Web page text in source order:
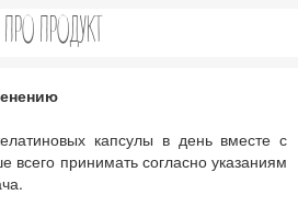
ПРО ПРОДУКТ
капсулы в день вместе с
принимать согласно указаниям